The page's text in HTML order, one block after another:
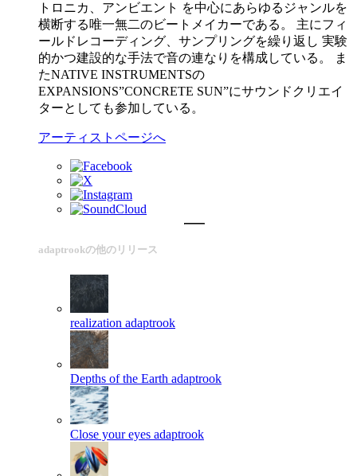
トロニカ、アンビエント を中心にあらゆるジャンルを
横断する唯一無二のビートメイカーである。 主にフィ
ールドレコーディング、サンプリングを繰り返し 実験
的かつ建設的な手法で音の連なりを構成している。 ま
たNATIVE INSTRUMENTSの
EXPANSIONS”CONCRETE SUN”にサウンドクリエイ
ターとしても参加している。
アーティストページへ
adaptrookの他のリリース
realization adaptrook
Depths of the Earth adaptrook
Close your eyes adaptrook